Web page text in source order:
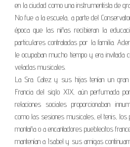
en la ciudad como una instrumentista de
No fue a la escuela, a parte del
época que las niñas recibieran la
particulares contratadas por la familia.
le ocupaban mucho tiempo y era invitada
veladas musicales.
La Sra. Catez y sus hijas tenían un
Francia del siglo XIX, aún perfumada
relaciones sociales proporcionaban
como las sesiones musicales, el tenis,
montaña o a encantadores pueblecitos
mantenían a Isabel y sus amigas